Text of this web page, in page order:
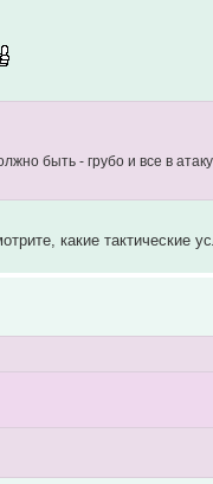
быть - грубо и все в
какие тактические